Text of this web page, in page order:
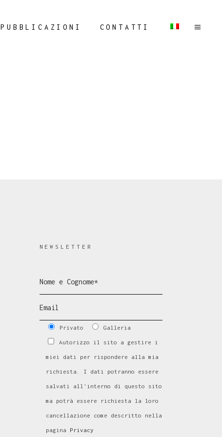
PUBBLICAZIONI CONTATTI
NEWSLETTER
Privato Galleria
Autorizzo il sito a gestire i
miei dati per rispondere alla mia
richiesta. I dati potranno essere
salvati all'interno di questo sito
ma potrà essere richiesta la loro
cancellazione come descritto nella
pagina Privacy